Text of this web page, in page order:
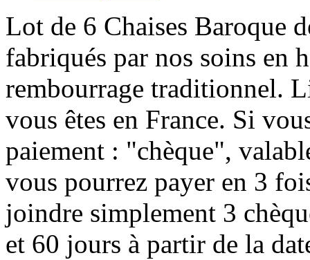
Lot de 6 Chaises Baroque
fabriqués par nos soins en
rembourrage traditionnel.
vous êtes en France. Si
paiement : "chèque",
vous pourrez payer en 3
joindre simplement 3
et 60 jours à partir de la